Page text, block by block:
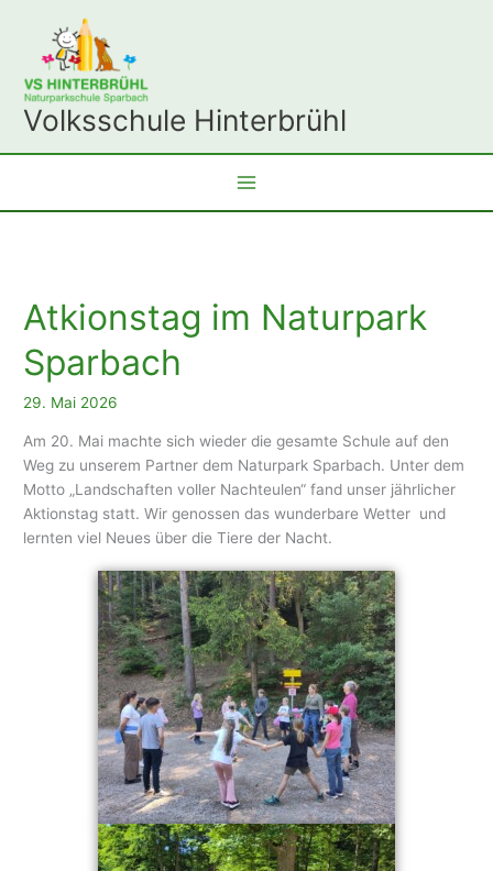
springen
Volksschule Hinterbrühl
Atkionstag im Naturpark
Sparbach
29. Mai 2026
Am 20. Mai machte sich wieder die gesamte Schule auf den
Weg zu unserem Partner dem Naturpark Sparbach. Unter dem
Motto „Landschaften voller Nachteulen“ fand unser jährlicher
Aktionstag statt. Wir genossen das wunderbare Wetter und
lernten viel Neues über die Tiere der Nacht.